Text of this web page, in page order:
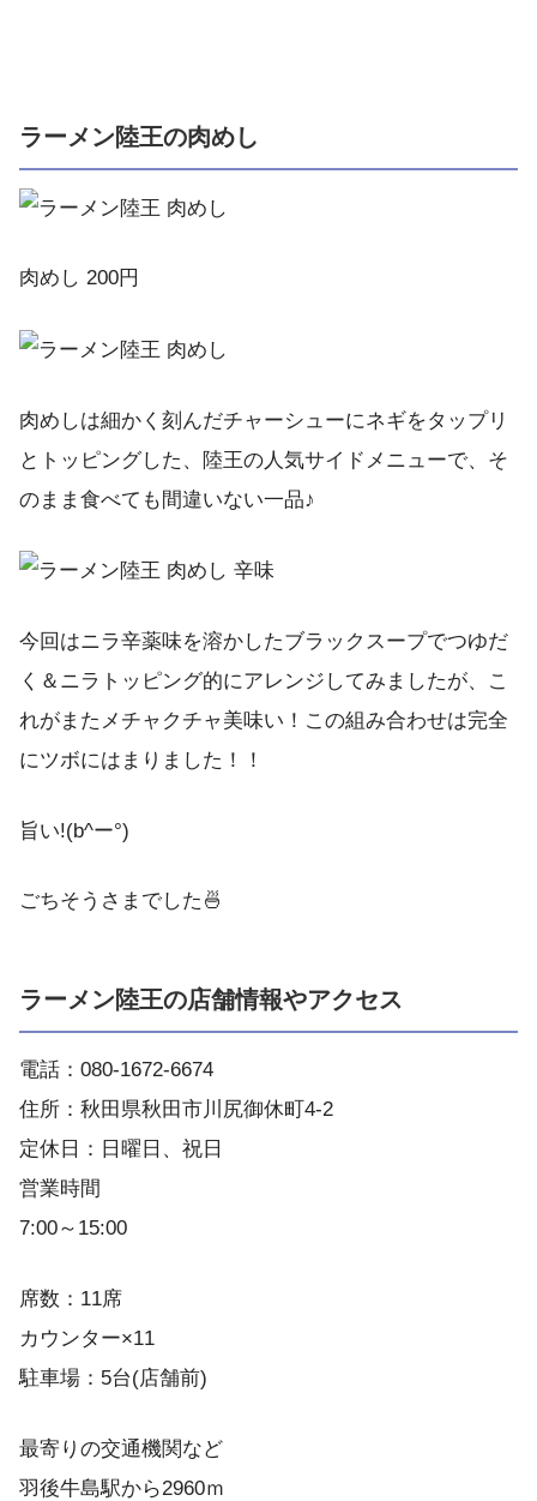
ラーメン陸王の肉めし
肉めし 200円
肉めしは細かく刻んだチャーシューにネギをタップリ
とトッピングした、陸王の人気サイドメニューで、そ
のまま食べても間違いない一品♪
今回はニラ辛薬味を溶かしたブラックスープでつゆだ
く＆ニラトッピング的にアレンジしてみましたが、こ
れがまたメチャクチャ美味い！この組み合わせは完全
にツボにはまりました！！
旨い!(b^ー°)
ごちそうさまでした🍜
ラーメン陸王の店舗情報やアクセス
電話：080-1672-6674
住所：秋田県秋田市川尻御休町4-2
定休日：日曜日、祝日
営業時間
7:00～15:00
席数：11席
カウンター×11
駐車場：5台(店舗前)
最寄りの交通機関など
羽後牛島駅から2960ｍ